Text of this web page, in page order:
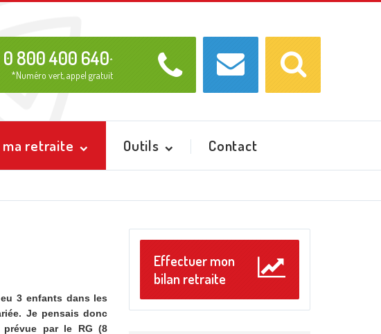
0 800 400 640*
*Numéro vert, appel gratuit
Recherche
retraite Outils Contact
3 enfants dans les
Je pensais donc
par le RG (8
Effectuer mon
bilan retraite